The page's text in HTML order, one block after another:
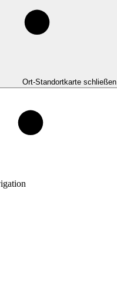
Ort-Standortkarte schließen